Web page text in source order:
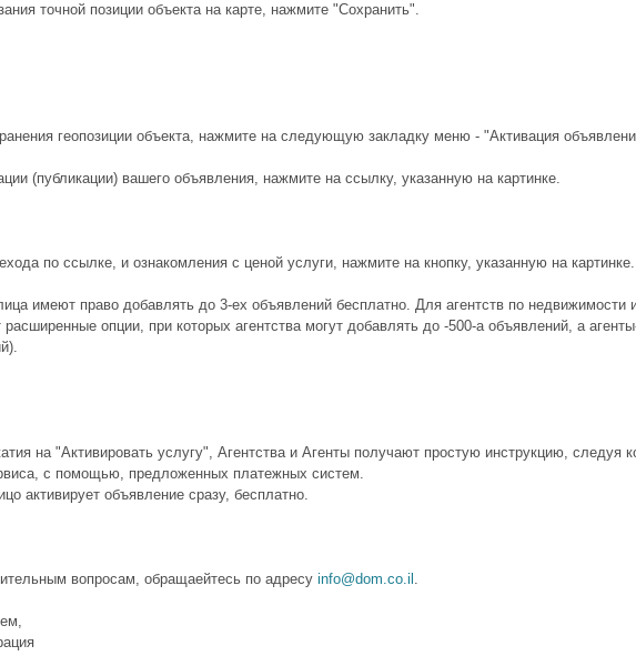
точной позиции объекта на карте, нажмите "Сохранить".
геопозиции объекта, нажмите на следующую закладку меню - "Активация
(публикации) вашего объявления, нажмите на ссылку, указанную на картинке.
по ссылке, и ознакомления с ценой услуги, нажмите на кнопку, указанную на картинке.
имеют право добавлять до 3-ех объявлений бесплатно. Для агентств по недвижимости
расширенные опции, при которых агентства могут добавлять до -500-а объявлений, а
на "Активировать услугу", Агентства и Агенты получают простую инструкцию, следуя
с помощью, предложенных платежных систем.
активирует объявление сразу, бесплатно.
вопросам, обращаейтесь по адресу info@dom.co.il .